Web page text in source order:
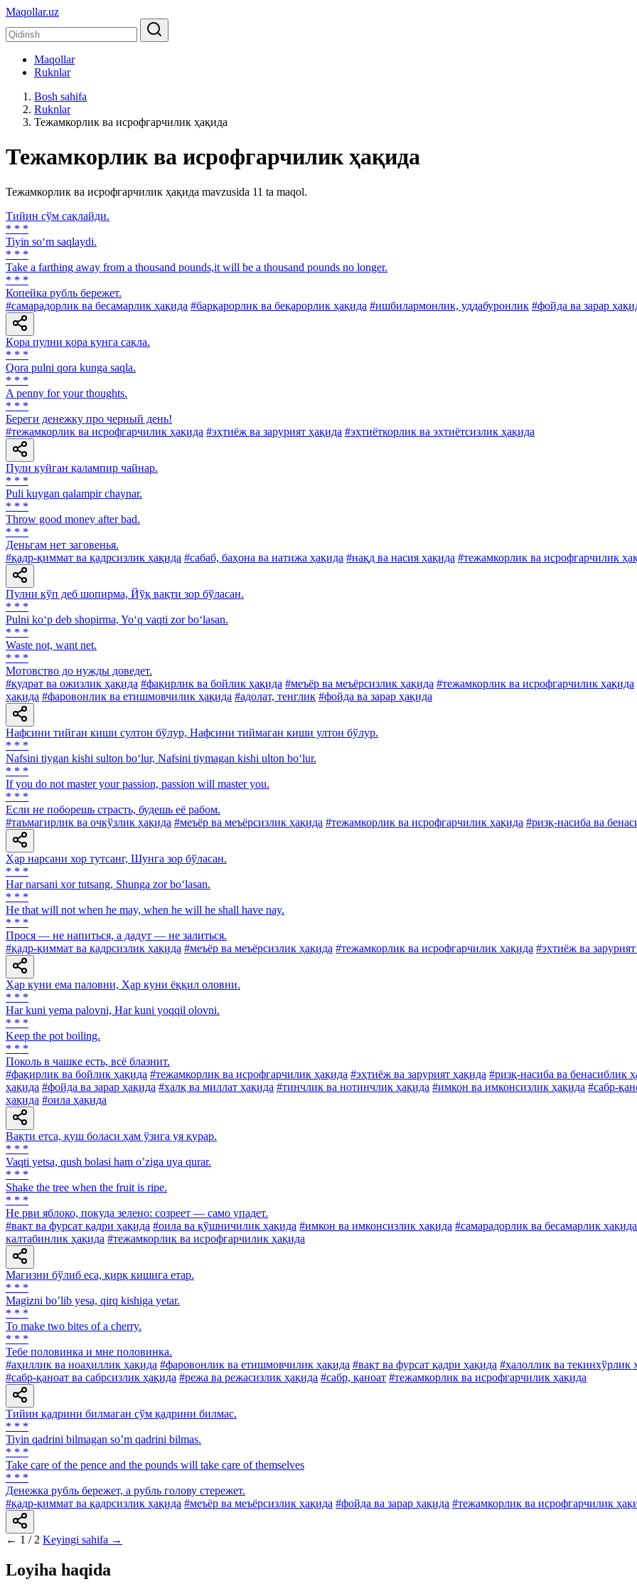
Maqollar.uz
Maqollar
Ruknlar
Bosh sahifa
Ruknlar
Тежамкорлик ва исрофгарчилик ҳақида
Тежамкорлик ва исрофгарчилик ҳақида
Тежамкорлик ва исрофгарчилик ҳақида mavzusida 11 ta maqol.
Тийин сўм сақлайди.
* * *
Tiyin so‘m saqlaydi.
* * *
Take a farthing away from a thousand pounds,it will be a thousand pounds no longer.
* * *
Копейка рубль бережет.
#самарадорлик ва бесамарлик ҳақида #барқарорлик ва беқарорлик ҳақида #ишбилармонлик, уддабуронлик #фойда ва зарар
Қора пулни қора кунга сақла.
* * *
Qora pulni qora kunga saqla.
* * *
A penny for your thoughts.
* * *
Береги денежку про черный день!
#тежамкорлик ва исрофгарчилик ҳақида #эҳтиёж ва зарурият ҳақида #эҳтиёткорлик ва эҳтиётсизлик ҳақида
Пули куйган қалампир чайнар.
* * *
Puli kuygan qalampir chaynar.
* * *
Throw good money after bad.
* * *
Деньгам нет заговенья.
#қадр-қиммат ва қадрсизлик ҳақида #сабаб, баҳона ва натижа ҳақида #нақд ва насия ҳақида #тежамкорлик ва исрофгарчилик
Пулни кўп деб шопирма, Йўқ вақти зор бўласан.
* * *
Pulni ko‘p deb shopirma, Yo‘q vaqti zor bo‘lasan.
* * *
Waste not, want net.
* * *
Мотовство до нужды доведет.
#қудрат ва ожизлик ҳақида #фақирлик ва бойлик ҳақида #меъёр ва меъёрсизлик ҳақида #тежамкорлик ва исрофгарчилик ҳақида
ҳақида #фаровонлик ва етишмовчилик ҳақида #адолат, тенглик #фойда ва зарар ҳақида
Нафсини тийган киши султон бўлур, Нафсини тиймаган киши ултон бўлур.
* * *
Nafsini tiygan kishi sulton bo‘lur, Nafsini tiymagan kishi ulton bo‘lur.
* * *
If you do not master your passion, passion will master you.
* * *
Если не поборешь страсть, будешь её рабом.
#таъмагирлик ва очкўзлик ҳақида #меъёр ва меъёрсизлик ҳақида #тежамкорлик ва исрофгарчилик ҳақида #ризқ-насиба ва
Ҳар нарсани хор тутсанг, Шунга зор бўласан.
* * *
Har narsani xor tutsang, Shunga zor bo‘lasan.
* * *
Не that will not when he may, when he will he shall have nay.
* * *
Прося — не напиться, а дадут — не залиться.
#қадр-қиммат ва қадрсизлик ҳақида #меъёр ва меъёрсизлик ҳақида #тежамкорлик ва исрофгарчилик ҳақида #эҳтиёж ва
Ҳар куни ема паловни, Ҳар куни ёққил оловни.
* * *
Har kuni yema palovni, Har kuni yoqqil olovni.
* * *
Keep the pot boiling.
* * *
Поколь в чашке есть, всё блазнит.
#фақирлик ва бойлик ҳақида #тежамкорлик ва исрофгарчилик ҳақида #эҳтиёж ва зарурият ҳақида #ризқ-насиба ва бенасиблик
ҳақида #фойда ва зарар ҳақида #халқ ва миллат ҳақида #тинчлик ва нотинчлик ҳақида #имкон ва имконсизлик ҳақида #сабр-
ҳақида #оила ҳақида
Вақти етса, қуш боласи ҳам ўзига уя қурар.
* * *
Vaqti yetsa, qush bolasi ham oʼziga uya qurar.
* * *
Shake the tree when the fruit is ripe.
* * *
He рви яблоко, покуда зелено: созреет — само упадет.
#вақт ва фурсат қадри ҳақида #оила ва қўшничилик ҳақида #имкон ва имконсизлик ҳақида #самарадорлик ва бесамарлик ҳақида
калтабинлик ҳақида #тежамкорлик ва исрофгарчилик ҳақида
Магизни бўлиб еса, қирқ кишига етар.
* * *
Magizni boʼlib yesa, qirq kishiga yetar.
* * *
To make two bites of a cherry.
* * *
Тебе половинка и мне половинка.
#аҳиллик ва ноаҳиллик ҳақида #фаровонлик ва етишмовчилик ҳақида #вақт ва фурсат қадри ҳақида #ҳалоллик ва текинхўрлик
#сабр-қаноат ва сабрсизлик ҳақида #режа ва режасизлик ҳақида #сабр, қаноат #тежамкорлик ва исрофгарчилик ҳақида
Тийин қадрини билмаган сўм қадрини билмас.
* * *
Tiyin qadrini bilmagan soʼm qadrini bilmas.
* * *
Take care of the pence and the pounds will take care of themselves
* * *
Денежка рубль бережет, а рубль голову стережет.
#қадр-қиммат ва қадрсизлик ҳақида #меъёр ва меъёрсизлик ҳақида #фойда ва зарар ҳақида #тежамкорлик ва исрофгарчилик
← 1 / 2 Keyingi sahifa →
Loyiha haqida